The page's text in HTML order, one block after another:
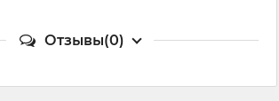
Отзывы(0)